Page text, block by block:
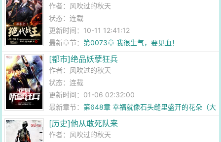
作者： 风吹过的秋天
状态：连载
更新时间：10-11 12:41:12
最新章节：第0073章 我很生气，要见血！
[都市]绝品妖孽狂兵
作者： 风吹过的秋天
状态：连载
更新时间：01-06 02:32:00
最新章节：第648章 幸福就像石头缝里盛开的花朵（大
结局）
[历史]他从敢死队来
作者： 风吹过的秋天